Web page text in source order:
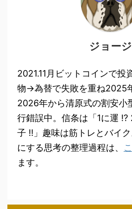
ジョージ
2021.11月ビットコインで
物→為替で失敗を重ね2025
2026年から清原式の割安小
行錯誤中。信条は「1に運
子 !!」趣味は筋トレとバイ
にする思考の整理過程は、
ます。